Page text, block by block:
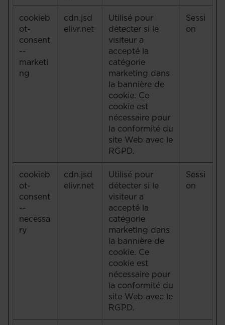
cookieb
ot-
consent
--
marketi
ng
cdn.jsd
elivr.net
Utilisé pour
détecter si le
visiteur a
accepté la
catégorie
marketing dans
la bannière de
cookie. Ce
cookie est
nécessaire pour
la conformité du
site Web avec le
RGPD.
Sessi
on
cookieb
ot-
consent
--
necessa
ry
cdn.jsd
elivr.net
Utilisé pour
détecter si le
visiteur a
accepté la
catégorie
marketing dans
la bannière de
cookie. Ce
cookie est
nécessaire pour
la conformité du
site Web avec le
RGPD.
Sessi
on